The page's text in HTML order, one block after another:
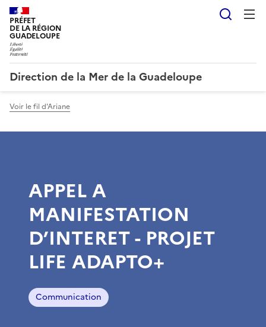
PRÉFET
DE LA RÉGION
GUADELOUPE
Direction de la Mer de la Guadeloupe
Voir le fil d'Ariane
APPEL A
MANIFESTATION
D’INTERET - PROJET
LIFE ADAPTO+
Communication